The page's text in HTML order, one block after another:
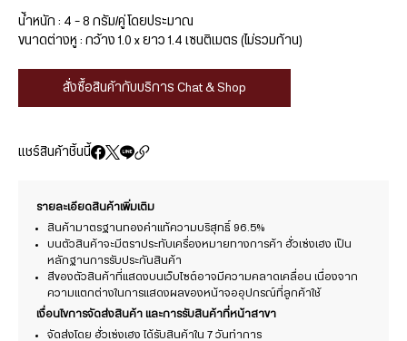
น้ำหนัก : 4 – 8 กรัม/คู่ โดยประมาณ
ขนาดต่างหู : กว้าง 1.0 x ยาว 1.4 เซนติเมตร (ไม่รวมก้าน)
สั่งซื้อสินค้ากับบริการ Chat & Shop
แชร์สินค้าชิ้นนี้
รายละเอียดสินค้าเพิ่มเติม
สินค้ามาตรฐานทองคำแท้ความบริสุทธิ์ 96.5%
บนตัวสินค้าจะมีตราประทับเครื่องหมายทางการค้า ฮั่วเซ่งเฮง เป็น
หลักฐานการรับประกันสินค้า
สีของตัวสินค้าที่แสดงบนเว็บไซต์อาจมีความคลาดเคลื่อน เนื่องจาก
ความแตกต่างในการแสดงผลของหน้าจออุปกรณ์ที่ลูกค้าใช้
เงื่อนไขการจัดส่งสินค้า และการรับสินค้าที่หน้าสาขา
จัดส่งโดย ฮั่วเซ่งเฮง ได้รับสินค้าใน 7 วันทำการ